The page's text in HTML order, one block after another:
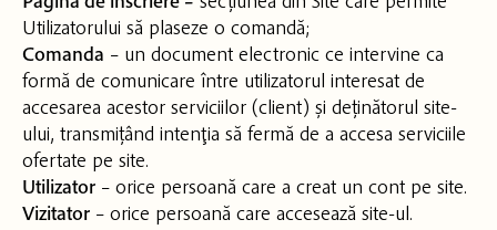
Utilizatorului să plaseze o comandă;
Comanda – un document electronic ce intervine ca
formă de comunicare între utilizatorul interesat de
accesarea acestor serviciilor (client) și deținătorul site-
ului, transmițând intenţia să fermă de a accesa serviciile
ofertate pe site.
Utilizator – orice persoană care a creat un cont pe site.
Vizitator – orice persoană care accesează site-ul.